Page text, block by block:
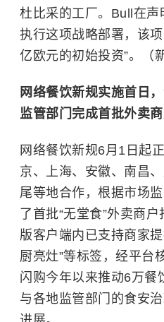
杜比采的工厂。Bull在声
执行这项战略部署，该
亿欧元的初始投资”。（
网络餐饮新规实施首日
监管部门完成首批外卖
网络餐饮新规6月1日起
京、上海、安徽、南昌
尾等地合作，根据市场
了首批“无堂食”外卖商
版客户端内已支持商家提
厨亮灶”等标签，经平台
闪购今年以来推动6万餐
与各地监管部门的食安